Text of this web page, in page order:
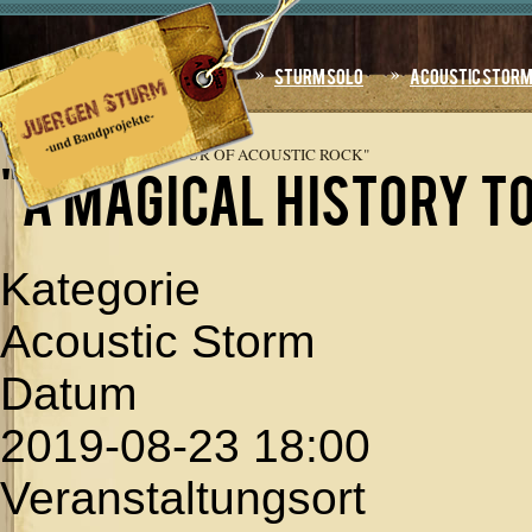
Home Sturm Solo Acoustic Storm
AKTUELLE SEITE:
STARTSEITE »
TERMINE » "A
MAGICAL HISTORY TOUR OF ACOUSTIC ROCK"
"A magical history
Kategorie
Acoustic Storm
Datum
2019-08-23 18:00
Veranstaltungsort
JahrMonat
JahrMonat